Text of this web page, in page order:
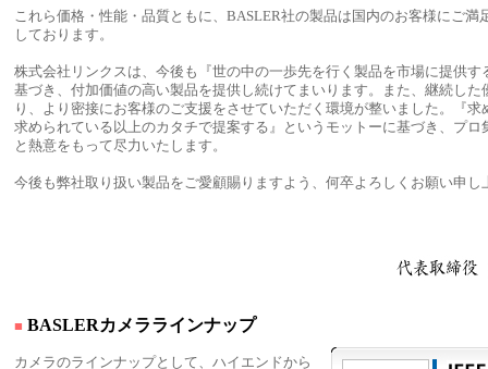
これら価格・性能・品質ともに、BASLER社の製品は国内のお客様にご満
しております。
株式会社リンクスは、今後も『世の中の一歩先を行く製品を市場に提供す
基づき、付加価値の高い製品を提供し続けてまいります。また、継続した
り、より密接にお客様のご支援をさせていただく環境が整いました。『求
求められている以上のカタチで提案する』というモットーに基づき、プロ
と熱意をもって尽力いたします。
今後も弊社取り扱い製品をご愛顧賜りますよう、何卒よろしくお願い申し
■ BASLERカメララインナップ
カメラのラインナップとして、ハイエンドから